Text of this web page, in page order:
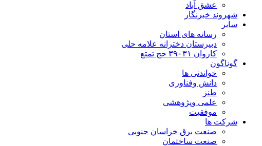
عشق آباد
شهروند خبرنگار
سایر
رسانه های استان
دبیرستان دخترانه علامه حلی
کاروان ۳۹۰۳۱ حج تمتع
گوناگون
خواندنی ها
دانش وفناوری
طنز
علمی وپژوهشی
موفقیت
شرکت ها
صنعت برق خراسان جنوبی
صنعت ساختمان